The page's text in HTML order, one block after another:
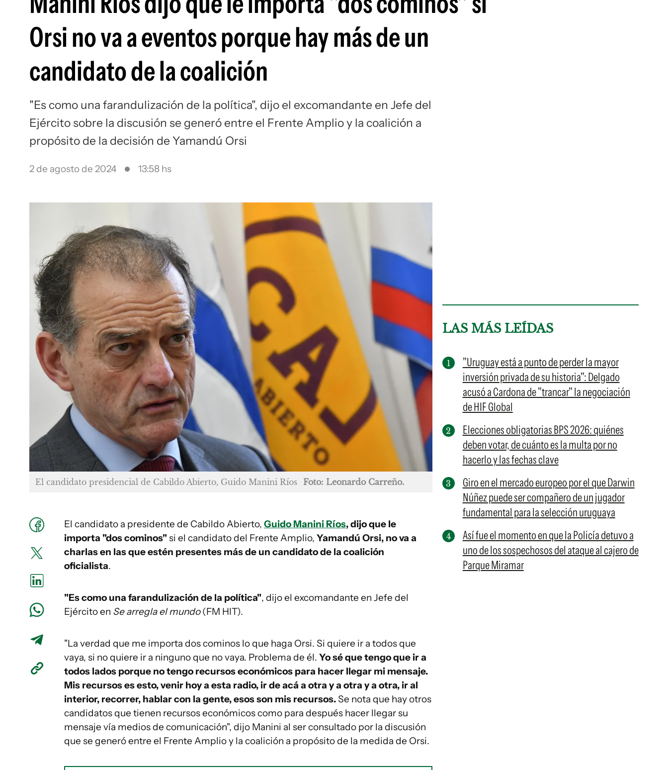
Orsi no va a eventos porque hay más de un
candidato de la coalición
"Es como una farandulización de la política", dijo el excomandante en Jefe del
Ejército sobre la discusión se generó entre el Frente Amplio y la coalición a
propósito de la decisión de Yamandú Orsi
2 de agosto de 2024 13:58 hs
El candidato presidencial de Cabildo Abierto, Guido Manini Ríos Foto: Leonardo Carreño.
El candidato a presidente de Cabildo Abierto, Guido Manini Ríos, dijo que le
importa "dos cominos"si el candidato del Frente Amplio, Yamandú Orsi, no va a
charlas en las que estén presentes más de un candidato de la coalición
oficialista.
"Es como una farandulización de la política", dijo el excomandante en Jefe del
Ejército en Se arregla el mundo(FM HIT).
"La verdad que me importa dos cominos lo que haga Orsi. Si quiere ir a todos que
vaya, si no quiere ir a ninguno que no vaya. Problema de él. Yo sé que tengo que ir a
todos lados porque no tengo recursos económicos para hacer llegar mi mensaje.
Mis recursos es esto, venir hoy a esta radio, ir de acá a otra y a otra y a otra, ir al
interior, recorrer, hablar con la gente, esos son mis recursos. Se nota que hay otros
candidatos que tienen recursos económicos como para después hacer llegar su
mensaje vía medios de comunicación", dijo Manini al ser consultado por la discusión
que se generó entre el Frente Amplio y la coalición a propósito de la medida de Orsi.
LAS MÁS LEÍDAS
"Uruguay está a punto de perder la mayor
inversión privada de su historia": Delgado
acusó a Cardona de "trancar" la negociación
de HIF Global
Elecciones obligatorias BPS 2026: quiénes
deben votar, de cuánto es la multa por no
hacerlo y las fechas clave
Giro en el mercado europeo por el que Darwin
Núñez puede ser compañero de un jugador
fundamental para la selección uruguaya
Así fue el momento en que la Policía detuvo a
uno de los sospechosos del ataque al cajero de
Parque Miramar